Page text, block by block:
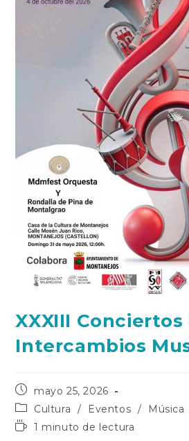
XXXIII Conciertos
Intercambios
Publicación
de
la
entrada:
mayo 25, 2026
Categoría
de
la
Cultura / Eventos /
Música
Tiempo1 minuto de lectura